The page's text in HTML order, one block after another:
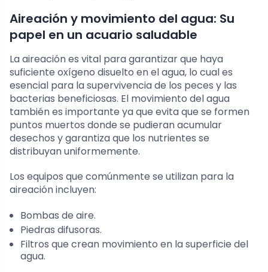
Aireación y movimiento del agua: Su
papel en un acuario saludable
La aireación es vital para garantizar que haya
suficiente oxígeno disuelto en el agua, lo cual es
esencial para la supervivencia de los peces y las
bacterias beneficiosas. El movimiento del agua
también es importante ya que evita que se formen
puntos muertos donde se pudieran acumular
desechos y garantiza que los nutrientes se
distribuyan uniformemente.
Los equipos que comúnmente se utilizan para la
aireación incluyen:
Bombas de aire.
Piedras difusoras.
Filtros que crean movimiento en la superficie del
agua.